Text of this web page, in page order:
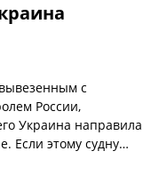
с
России,
Украина направила
Если этому судну
Украиной и